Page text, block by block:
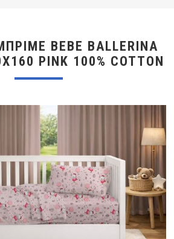
BEBE BALLERINA
PINK 100% COTTON